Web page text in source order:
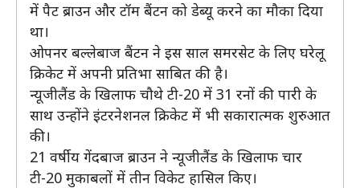
में पैट ब्राउन और टॉम बैंटन को डेब्यू करने का मौका दिया
था।
ओपनर बल्लेबाज बैंटन ने इस साल समरसेट के लिए घरेलू
क्रिकेट में अपनी प्रतिभा साबित की है।
न्यूजीलैंड के खिलाफ चौथे टी-20 में 31 रनों की पारी के
साथ उन्होंने इंटरनेशनल क्रिकेट में भी सकारात्मक शुरुआत
की।
21 वर्षीय गेंदबाज ब्राउन ने न्यूजीलैंड के खिलाफ चार
टी-20 मुकाबलों में तीन विकेट हासिल किए।